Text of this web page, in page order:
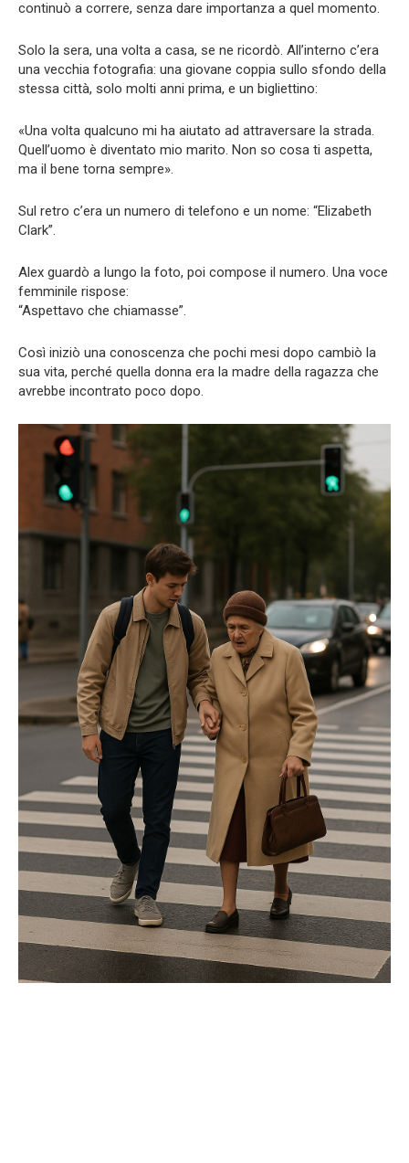
continuò a correre, senza dare importanza a quel momento.
Solo la sera, una volta a casa, se ne ricordò. All’interno c’era
una vecchia fotografia: una giovane coppia sullo sfondo della
stessa città, solo molti anni prima, e un bigliettino:
«Una volta qualcuno mi ha aiutato ad attraversare la strada.
Quell’uomo è diventato mio marito. Non so cosa ti aspetta,
ma il bene torna sempre».
Sul retro c’era un numero di telefono e un nome: “Elizabeth
Clark”.
Alex guardò a lungo la foto, poi compose il numero. Una voce
femminile rispose:
“Aspettavo che chiamasse”.
Così iniziò una conoscenza che pochi mesi dopo cambiò la
sua vita, perché quella donna era la madre della ragazza che
avrebbe incontrato poco dopo.